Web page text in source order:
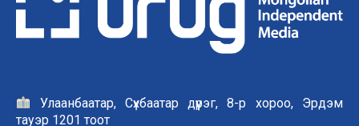
Улаанбаатар, Сүхбаатар дүүрэг, 8-р хороо, Эрдэм
тауэр 1201 тоот